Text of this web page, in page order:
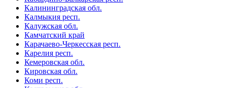
Калининградская обл.
Калмыкия респ.
Калужская обл.
Камчатский край
Карачаево-Черкесская респ.
Карелия респ.
Кемеровская обл.
Кировская обл.
Коми респ.